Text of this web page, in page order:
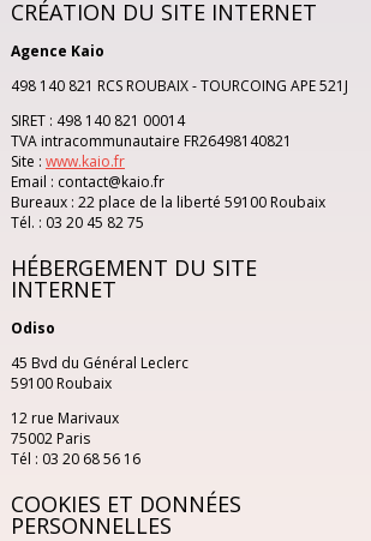
CORFOU
CRETE
DANEMARK
AGENCES
AGENCE DE NOYELLES-GODAULT
CRÉATION DU SITE INTERNET
Agence Kaio
498 140 821 RCS ROUBAIX - TOURCOING APE 521J
SIRET : 498 140 821 00014
TVA intracommunautaire FR26498140821
Site : www.kaio.fr
Email : contact@kaio.fr
Bureaux : 22 place de la liberté 59100 Roubaix
Tél. : 03 20 45 82 75
HÉBERGEMENT DU SITE
INTERNET
Odiso
45 Bvd du Général Leclerc
59100 Roubaix
12 rue Marivaux
75002 Paris
Tél : 03 20 68 56 16
COOKIES ET DONNÉES
PERSONNELLES